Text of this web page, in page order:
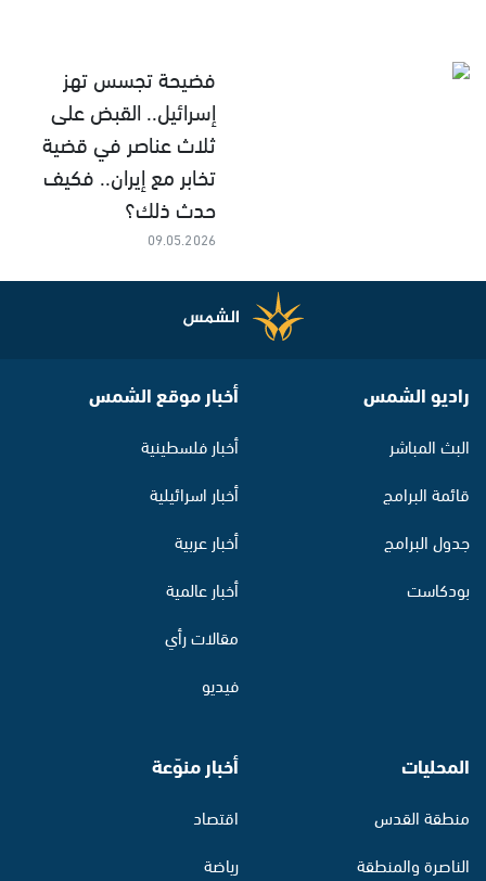
فضيحة تجسس تهز
إسرائيل.. القبض على
ثلاث عناصر في قضية
تخابر مع إيران.. فكيف
حدث ذلك؟
09.05.2026
راديو الشمس
البث المباشر
قائمة البرامج
جدول البرامج
بودكاست
أخبار موقع الشمس
أخبار فلسطينية
أخبار اسرائيلية
أخبار عربية
أخبار عالمية
مقالات رأي
فيديو
المحليات
منطقة القدس
الناصرة والمنطقة
أخبار منوّعة
اقتصاد
رياضة